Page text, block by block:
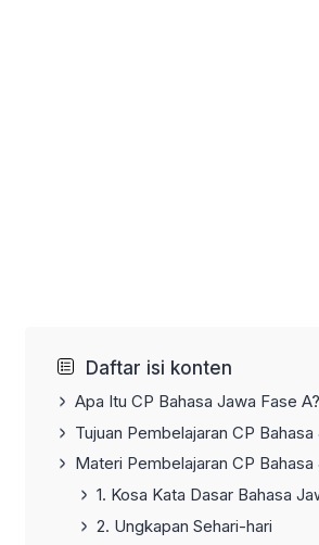
Daftar isi konten
Apa Itu CP Bahasa Jawa Fase A?
Tujuan Pembelajaran CP
Materi Pembelajaran CP
1. Kosa Kata Dasar Bahasa
2. Ungkapan Sehari-hari